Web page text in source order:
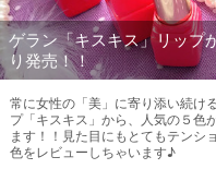
ゲラン「キスキス」リップ
り発売！！
常に女性の「美」に寄り添い続け
プ「キスキス」から、人気の５色
ます！！見た目にもとてもテンシ
色をレビューしちゃいます♪